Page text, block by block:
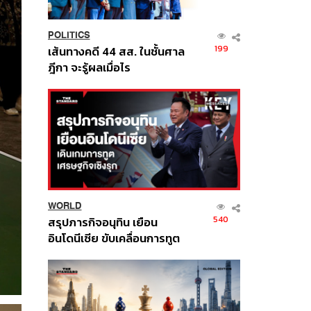
POLITICS
เส้นทางคดี 44 สส. ในชั้นศาล
ฎีกา จะรู้ผลเมื่อไร
199
WORLD
สรุปภารกิจอนุทิน เยือน
อินโดนีเซีย ขับเคลื่อนการทูต
ส่วนยุทธศาสตร์ไทย –
อินโดนีเซีย
540